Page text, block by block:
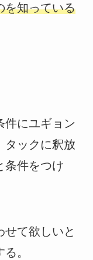
を知っている
件にユギョン
タックに釈放
条件をつけ
せて欲しいと
。